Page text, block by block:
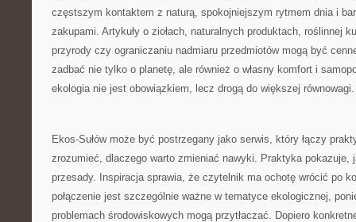
częstszym kontaktem z naturą, spokojniejszym rytmem dnia i
zakupami. Artykuły o ziołach, naturalnych produktach, roślinnej
przyrody czy ograniczaniu nadmiaru przedmiotów mogą być
zadbać nie tylko o planetę, ale również o własny komfort i
ekologia nie jest obowiązkiem, lecz drogą do większej równowagi.
Ekos-Sułów może być postrzegany jako serwis, który łączy
zrozumieć, dlaczego warto zmieniać nawyki. Praktyka pokazuje,
przesady. Inspiracja sprawia, że czytelnik ma ochotę wrócić po
połączenie jest szczególnie ważne w tematyce ekologicznej,
problemach środowiskowych mogą przytłaczać. Dopiero